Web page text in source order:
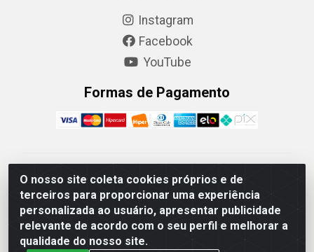
O nosso site coleta cookies próprios e de
terceiros para proporcionar uma experiência
personalizada ao usuário, apresentar publicidade
relevante de acordo com o seu perfil e melhorar a
qualidade do nosso site.
Instagram
Facebook
YouTube
Formas de Pagamento
Camaquã Distribuidora Ltda - Avenida Conego Luiz W
Hanquet, 1001 - Parque Residencial do Arroio Duro,
Camaquã/RS - CEP 96.789-102 - CNPJ
07.061.124/0001-26